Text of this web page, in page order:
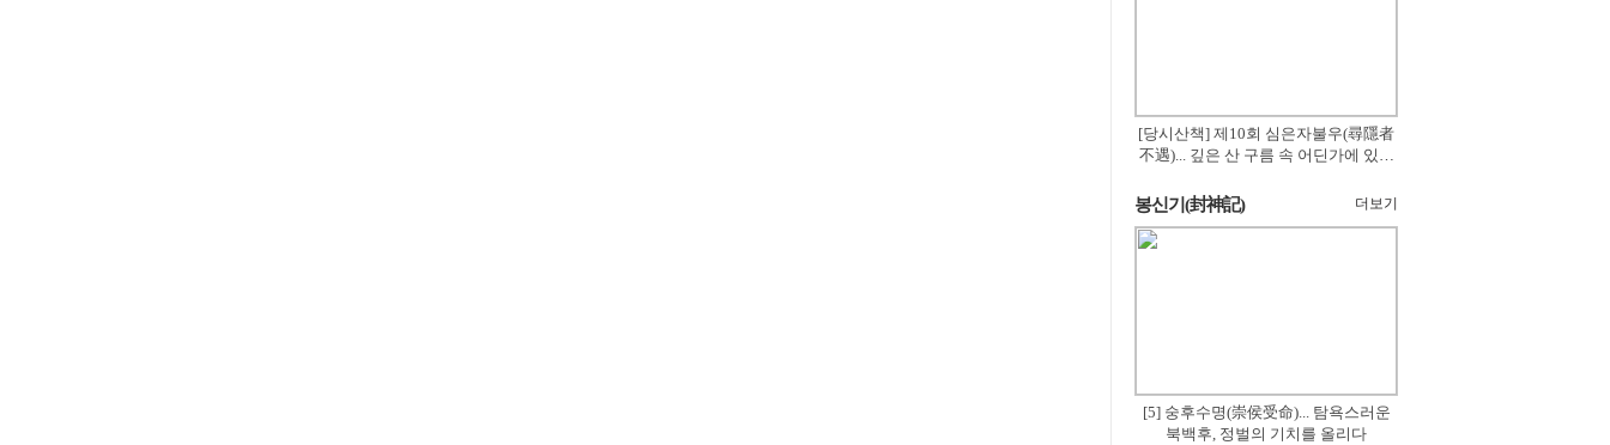
[당시산책] 제10회 심은자불우(尋隱者
不遇)... 깊은 산 구름 속 어딘가에 있겠
봉신기(封神記) 더보기
[5] 숭후수명(崇侯受命)... 탐욕스러운
북백후, 정벌의 기치를 올리다